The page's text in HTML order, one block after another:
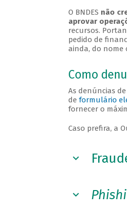
O BNDES não
aprovar
recursos.
pedido de
ainda, do nome
Como
As denúncias
de formulário
fornecer o
Caso prefira, a